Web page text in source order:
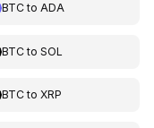
BTCto ADA
BTCto SOL
BTCto XRP